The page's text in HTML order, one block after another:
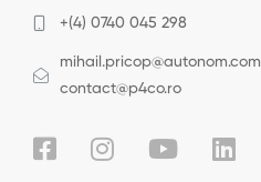
+(4) 0740 045 298
mihail.pricop@autonom.com
contact@p4co.ro